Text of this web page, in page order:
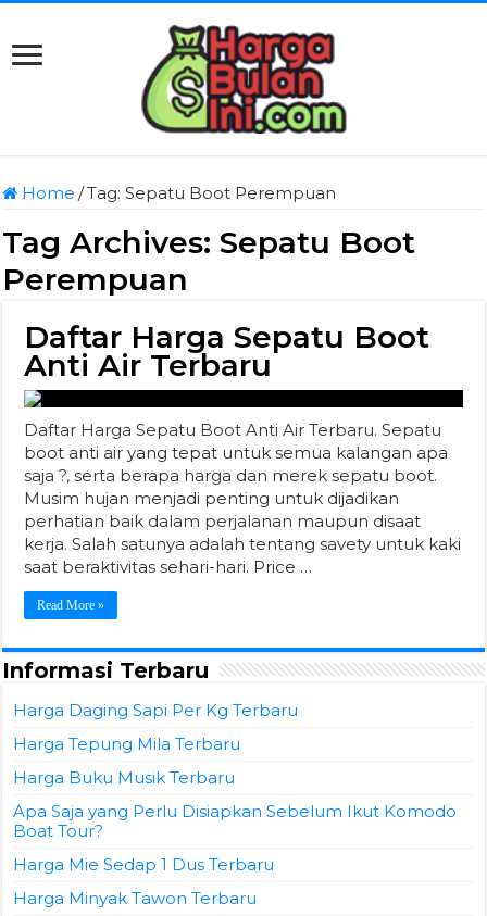
Home /Tag:Sepatu Boot Perempuan
Tag Archives:Sepatu Boot
Perempuan
Daftar Harga Sepatu Boot
Anti Air Terbaru
Daftar Harga Sepatu Boot Anti Air Terbaru. Sepatu
boot anti air yang tepat untuk semua kalangan apa
saja ?, serta berapa harga dan merek sepatu boot.
Musim hujan menjadi penting untuk dijadikan
perhatian baik dalam perjalanan maupun disaat
kerja. Salah satunya adalah tentang savety untuk kaki
saat beraktivitas sehari-hari. Price …
Read More »
Informasi Terbaru
Harga Daging Sapi Per Kg Terbaru
Harga Tepung Mila Terbaru
Harga Buku Musik Terbaru
Apa Saja yang Perlu Disiapkan Sebelum Ikut Komodo
Boat Tour?
Harga Mie Sedap 1 Dus Terbaru
Harga Minyak Tawon Terbaru